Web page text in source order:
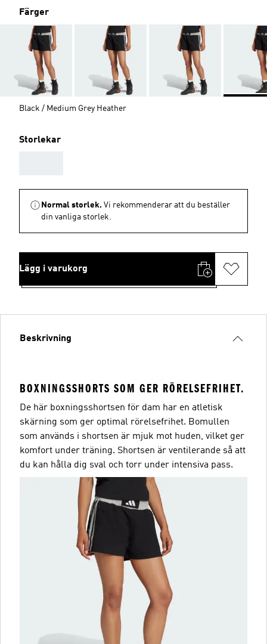
Färger
Black / Medium Grey Heather
Storlekar
Normal storlek. Vi rekommenderar att du beställer
din vanliga storlek.
Lägg i varukorg
Beskrivning
BOXNINGSSHORTS SOM GER RÖRELSEFRIHET.
De här boxningsshortsen för dam har en atletisk
skärning som ger optimal rörelsefrihet. Bomullen
som används i shortsen är mjuk mot huden, vilket ger
komfort under träning. Shortsen är ventilerande så att
du kan hålla dig sval och torr under intensiva pass.